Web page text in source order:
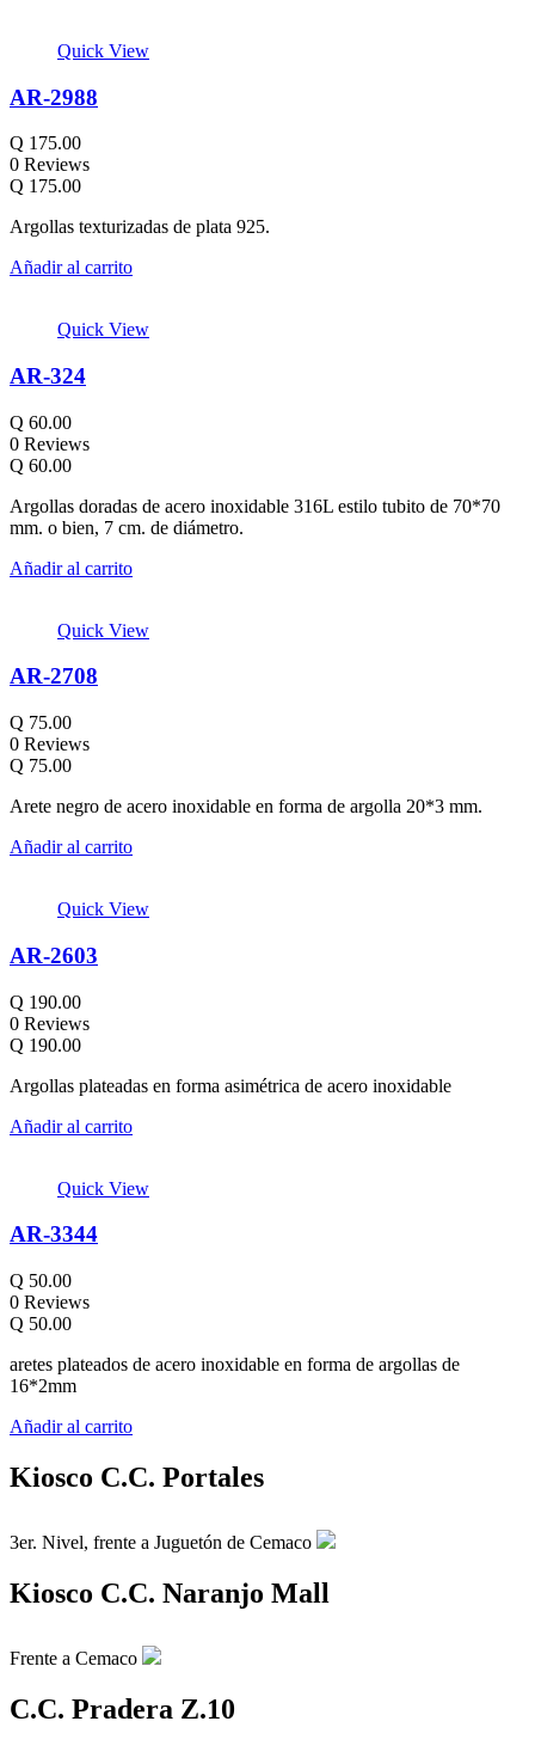
Quick View
AR-2988
Q 175.00
0 Reviews
Q 175.00
Argollas texturizadas de plata 925.
Añadir al carrito
Quick View
AR-324
Q 60.00
0 Reviews
Q 60.00
Argollas doradas de acero inoxidable 316L estilo tubito de 70*70
mm. o bien, 7 cm. de diámetro.
Añadir al carrito
Quick View
AR-2708
Q 75.00
0 Reviews
Q 75.00
Arete negro de acero inoxidable en forma de argolla 20*3 mm.
Añadir al carrito
Quick View
AR-2603
Q 190.00
0 Reviews
Q 190.00
Argollas plateadas en forma asimétrica de acero inoxidable
Añadir al carrito
Quick View
AR-3344
Q 50.00
0 Reviews
Q 50.00
aretes plateados de acero inoxidable en forma de argollas de
16*2mm
Añadir al carrito
Kiosco C.C. Portales
3er. Nivel, frente a Juguetón de Cemaco
Kiosco C.C. Naranjo Mall
Frente a Cemaco
C.C. Pradera Z.10